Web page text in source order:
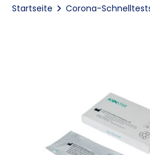
Startseite Corona-